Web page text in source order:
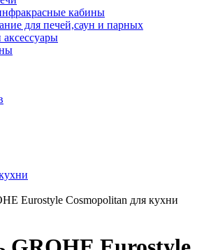
кабины
для печей,саун и парных
Eurostyle Cosmopolitan для кухни